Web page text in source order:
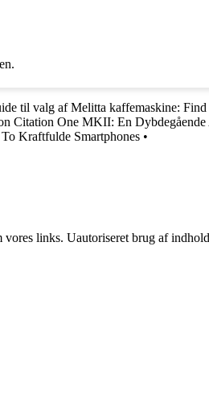
til valg af Melitta kaffemaskine: Find
Citation One MKII: En Dybdegående
Kraftfulde Smartphones •
links. Uautoriseret brug af